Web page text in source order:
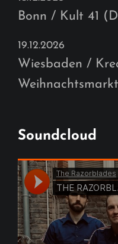
Bonn / Kult 41
19.12.2026
Wiesbaden /
Soundcloud